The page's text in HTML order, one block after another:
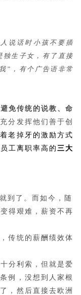
说话时小孩不要插
独生子女，有了直接
”，有个广告语非常
免传统的说教、命
分发挥他们善于创
老掉牙的激励方式
工离职率高的 三大
到了。而如今，随
得艰难，薪资不再
传统的薪酬绩效体
分利索，但就是爱
例，没想到人家根
，然后直接去欧洲